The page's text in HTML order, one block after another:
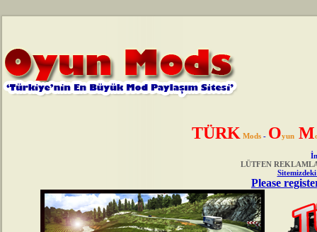
TÜRK Mods - Oyun M
LÜTFEN
Please